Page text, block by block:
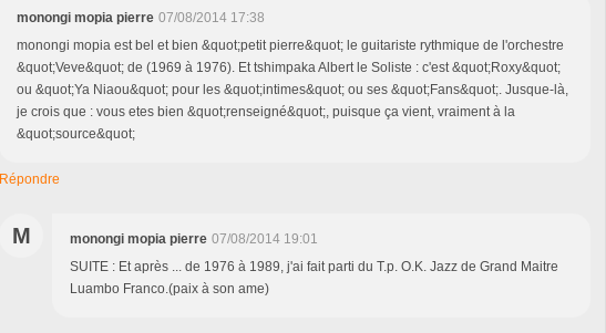
monongi mopia pierre 07/08/2014 17:38
monongi mopia est bel et bien &quot;petit pierre&quot; le guitariste rythmique de l'orchestre
&quot;Veve&quot; de (1969 à 1976). Et tshimpaka Albert le Soliste : c'est &quot;Roxy&quot;
ou &quot;Ya Niaou&quot; pour les &quot;intimes&quot; ou ses &quot;Fans&quot;. Jusque-là,
je crois que : vous etes bien &quot;renseigné&quot;, puisque ça vient, vraiment à la
&quot;source&quot;
Répondre
M monongi mopia pierre 07/08/2014 19:01
SUITE : Et après ... de 1976 à 1989, j'ai fait parti du T.p. O.K. Jazz de Grand Maitre
Luambo Franco.(paix à son ame)